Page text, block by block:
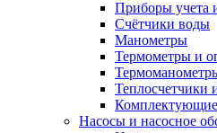
Приборы
Счётчики воды
Манометры
Термометры и
Теплосчетчики
Насосы и насосное